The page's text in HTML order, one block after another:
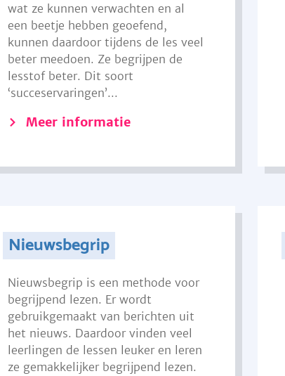
wat ze kunnen verwachten en al
een beetje hebben geoefend,
kunnen daardoor tijdens de les veel
beter meedoen. Ze begrijpen de
lesstof beter. Dit soort
‘succeservaringen’...
Meer informatie
Nieuwsbegrip
Nieuwsbegrip is een methode voor
begrijpend lezen. Er wordt
gebruikgemaakt van berichten uit
het nieuws. Daardoor vinden veel
leerlingen de lessen leuker en leren
ze gemakkelijker begrijpend lezen.